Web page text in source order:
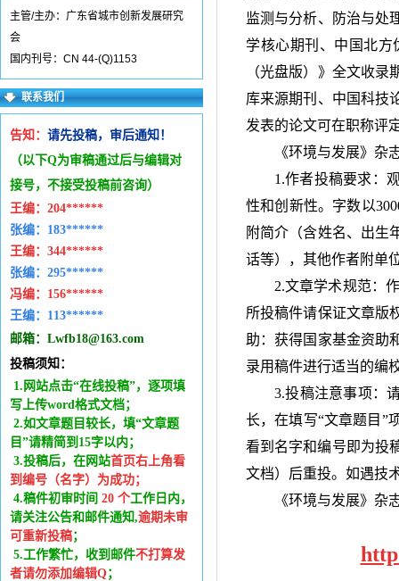
主管/主办：广东省城市创新发展研究
会
国内刊号：CN 44-(Q)1153
联系我们
告知： 请先投稿，审后通知！
（以下Q为审稿通过后与编辑对
接号，不接受投稿前咨询）
王编： 204******
张编：183******
王编： 344******
张编：295******
冯编： 156******
王编： 113******
邮箱： Lwfb18@163.com
投稿须知：
1.网站点击“在线投稿”，逐项填
写上传word格式文档；
2.如文章题目较长，填“文章题
目”请精简到15字以内；
3.投稿后，在网站首页右上角看
到编号（名字）为成功；
4.稿件初审时间 20 个工作日内 ，
请关注公告和邮件通知,逾期未审
可重新投稿；
5.工作繁忙，收到邮件不打算发
者请勿添加编辑Q；
监测与分析、防治与处
学核心期刊、中国北
（光盘版）》全文收
库来源期刊、中国科技
发表的论文可在职称评
《环境与发展》杂
1.作者投稿要求：
性和创新性。字数以
附简介（含姓名、出生
话等），其他作者附单
2.文章学术规范：
所投稿件请保证文章版
助：获得国家基金资助
录用稿件进行适当的编
3.投稿注意事项：
长，在填写“文章题目”
看到名字和编号即为投
文档）后重投。如遇技
《环境与发展》杂